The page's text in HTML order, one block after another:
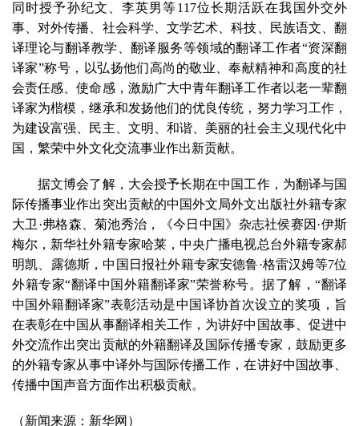
同时授予孙纪文、李英男等117位长期活跃在我国外交外
事、对外传播、社会科学、文学艺术、科技、民族语文、翻
译理论与翻译教学、翻译服务等领域的翻译工作者“资深翻
译家”称号，以弘扬他们高尚的敬业、奉献精神和高度的社
会责任感、使命感，激励广大中青年翻译工作者以老一辈翻
译家为楷模，继承和发扬他们的优良传统，努力学习工作，
为建设富强、民主、文明、和谐、美丽的社会主义现代化中
国，繁荣中外文化交流事业作出新贡献。
据文博会了解，大会授予长期在中国工作，为翻译与国
际传播事业作出突出贡献的中国外文局外文出版社外籍专家
大卫·弗格森、菊池秀治，《今日中国》杂志社侯赛因·伊斯
梅尔，新华社外籍专家哈莱，中央广播电视总台外籍专家郝
明凯、露德斯，中国日报社外籍专家安德鲁·格雷汉姆等7位
外籍专家“翻译中国外籍翻译家”荣誉称号。据了解，“翻译
中国外籍翻译家”表彰活动是中国译协首次设立的奖项，旨
在表彰在中国从事翻译相关工作，为讲好中国故事、促进中
外交流作出突出贡献的外籍翻译及国际传播专家，鼓励更多
的外籍专家从事中译外与国际传播工作，在讲好中国故事、
传播中国声音方面作出积极贡献。
（新闻来源：新华网）